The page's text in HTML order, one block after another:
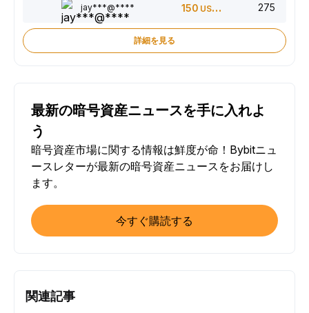
jay***@**** 150 USDT 275
詳細を見る
最新の暗号資産ニュースを手に入れよ
う
暗号資産市場に関する情報は鮮度が命！Bybitニュ
ースレターが最新の暗号資産ニュースをお届けし
ます。
今すぐ購読する
関連記事